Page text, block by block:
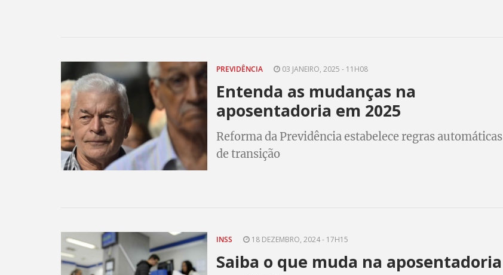
PREVIDÊNCIA 03 JANEIRO, 2025 - 11H08
Entenda as mudanças na
aposentadoria em 2025
Reforma da Previdência estabelece regras automáticas
de transição
INSS 18 DEZEMBRO, 2024 - 17H15
Saiba o que muda na aposentadoria